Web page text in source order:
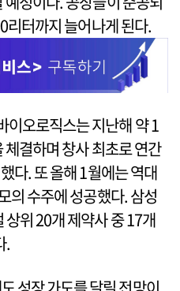
리터까지 늘어나게 된다.
이오로직스는 지난해 약 1
결하며 창사 최초로 연간
다. 또 올해 1월에는 역대
의 수주에 성공했다. 삼성
위 20개 제약사 중 17개
.